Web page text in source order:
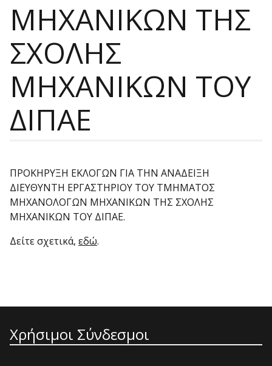
ΜΗΧΑΝΙΚΩΝ ΤΗΣ
ΣΧΟΛΗΣ
ΜΗΧΑΝΙΚΩΝ ΤΟΥ
ΔΙΠΑΕ
ΠΡΟΚΗΡΥΞΗ ΕΚΛΟΓΩΝ ΓΙΑ ΤΗΝ ΑΝΑΔΕΙΞΗ
ΔIΕΥΘΥΝΤΗ ΕΡΓΑΣΤΗΡΙΟΥ ΤΟΥ ΤΜΗΜΑΤΟΣ
ΜΗΧΑΝΟΛΟΓΩΝ ΜΗΧΑΝΙΚΩΝ ΤΗΣ ΣΧΟΛΗΣ
ΜΗΧΑΝΙΚΩΝ ΤΟΥ ΔΙΠΑΕ.
Δείτε σχετικά, εδώ.
Χρήσιμοι Σύνδεσμοι